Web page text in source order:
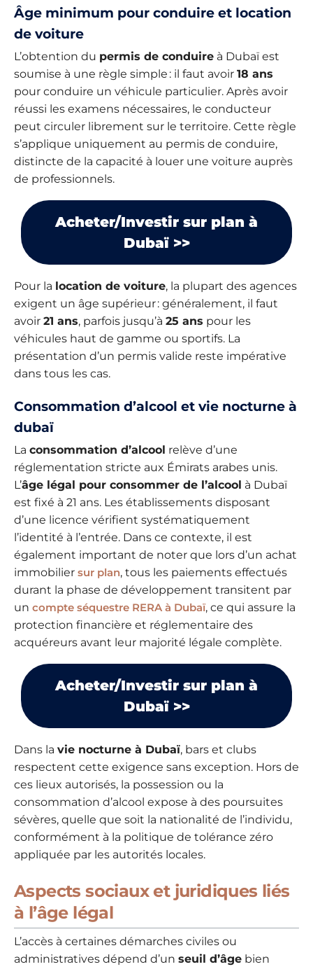
Âge minimum pour conduire et location
de voiture
L’obtention du permis de conduire à Dubaï est
soumise à une règle simple : il faut avoir 18 ans
pour conduire un véhicule particulier. Après avoir
réussi les examens nécessaires, le conducteur
peut circuler librement sur le territoire. Cette règle
s’applique uniquement au permis de conduire,
distincte de la capacité à louer une voiture auprès
de professionnels.
Acheter/Investir sur plan à
Dubaï >>
Pour la location de voiture, la plupart des agences
exigent un âge supérieur : généralement, il faut
avoir 21 ans, parfois jusqu’à 25 ans pour les
véhicules haut de gamme ou sportifs. La
présentation d’un permis valide reste impérative
dans tous les cas.
Consommation d’alcool et vie nocturne à
dubaï
La consommation d’alcool relève d’une
réglementation stricte aux Émirats arabes unis.
L’âge légal pour consommer de l’alcool à Dubaï
est fixé à 21 ans. Les établissements disposant
d’une licence vérifient systématiquement
l’identité à l’entrée. Dans ce contexte, il est
également important de noter que lors d’un achat
immobilier sur plan, tous les paiements effectués
durant la phase de développement transitent par
un compte séquestre RERA à Dubaï, ce qui assure la
protection financière et réglementaire des
acquéreurs avant leur majorité légale complète.
Acheter/Investir sur plan à
Dubaï >>
Dans la vie nocturne à Dubaï, bars et clubs
respectent cette exigence sans exception. Hors de
ces lieux autorisés, la possession ou la
consommation d’alcool expose à des poursuites
sévères, quelle que soit la nationalité de l’individu,
conformément à la politique de tolérance zéro
appliquée par les autorités locales.
Aspects sociaux et juridiques liés
à l’âge légal
L’accès à certaines démarches civiles ou
administratives dépend d’un seuil d’âge bien